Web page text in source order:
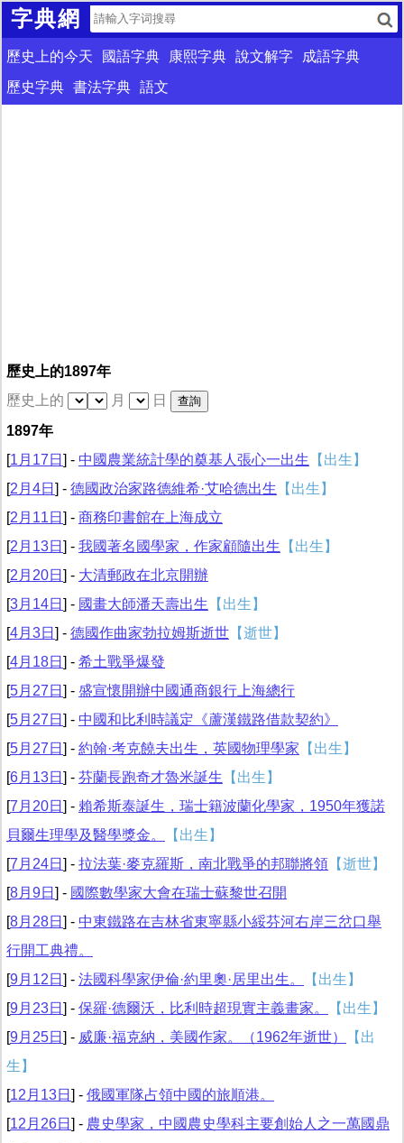
字典網
歷史上的今天 國語字典 康熙字典 說文解字
成語字典
歷史字典 書法字典 語文
歷史上的1897年
歷史上的
月
日
1897年
[1月17日 ] - 中國農業統計學的奠基人張心一出生 【出生】
[2月4日 ] - 德國政治家路德維希·艾哈德出生 【出生】
[2月11日 ] - 商務印書館在上海成立
[2月13日 ] - 我國著名國學家，作家顧隨出生 【出生】
[2月20日 ] - 大清郵政在北京開辦
[3月14日 ] - 國畫大師潘天壽出生 【出生】
[4月3日 ] - 德國作曲家勃拉姆斯逝世 【逝世】
[4月18日 ] - 希土戰爭爆發
[5月27日 ] - 盛宣懷開辦中國通商銀行上海總行
[5月27日 ] - 中國和比利時議定《蘆漢鐵路借款契約》
[5月27日 ] - 約翰·考克饒夫出生，英國物理學家 【出生】
[6月13日 ] - 芬蘭長跑奇才魯米誕生 【出生】
[7月20日 ] - 賴希斯泰誕生，瑞士籍波蘭化學家，1950年獲諾
貝爾生理學及醫學獎金。
【出生】
[7月24日 ] - 拉法葉·麥克羅斯，南北戰爭的邦聯將領 【逝世】
[8月9日 ] - 國際數學家大會在瑞士蘇黎世召開
[8月28日 ] - 中東鐵路在吉林省東寧縣小綏芬河右岸三岔口舉
行開工典禮。
[9月12日 ] - 法國科學家伊倫·約里奧·居里出生。
【出生】
[9月23日 ] - 保羅·德爾沃，比利時超現實主義畫家。
【出生】
[9月25日 ] - 威廉·福克納，美國作家。（1962年逝世）
【出
生】
[12月13日 ] - 俄國軍隊占領中國的旅順港。
[12月26日 ] - 農史學家，中國農史學科主要創始人之一萬國鼎